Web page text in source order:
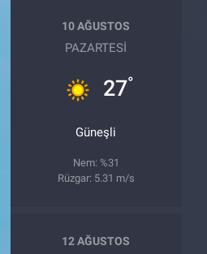
10 AĞUSTOS
PAZARTESI
27°
Güneşli
Nem: %31
Rüzgar: 5.31 m/s
12 AĞUSTOS